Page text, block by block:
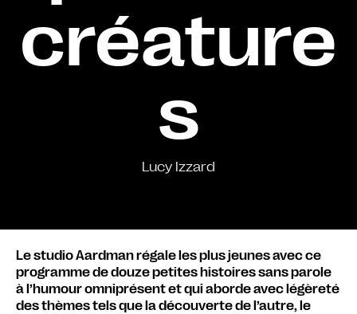
créature
s
Lucy Izzard
Le studio Aardman régale les plus jeunes avec ce
programme de douze petites histoires sans parole
à l’humour omniprésent et qui aborde avec légèreté
des thèmes tels que la découverte de l’autre, le